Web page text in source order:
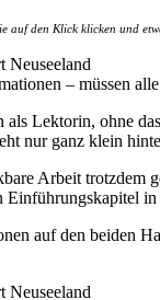
auf den Klick klicken und
– müssen
als Lektorin, ohne
nur ganz klein
Arbeit trotzdem
Einführungskapitel
auf den beiden